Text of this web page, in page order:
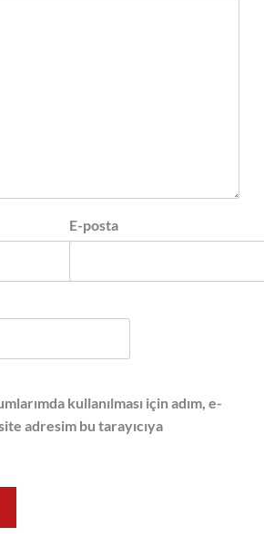
E-posta
kullanılması için adım, e-
adresim bu tarayıcıya